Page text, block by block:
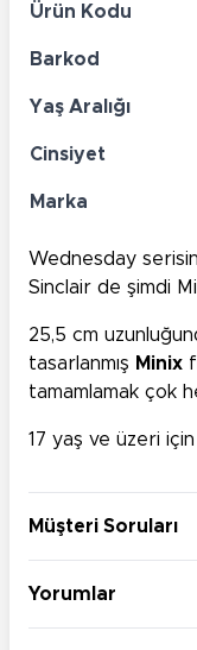
Ürün Kodu
Barkod
Yaş Aralığı
Cinsiyet
Marka
Wednesday
Sinclair de şimdi
25,5 cm
tasarlanmış Minix
tamamlamak çok
17 yaş ve üzeri
Müşteri Soruları
Yorumlar